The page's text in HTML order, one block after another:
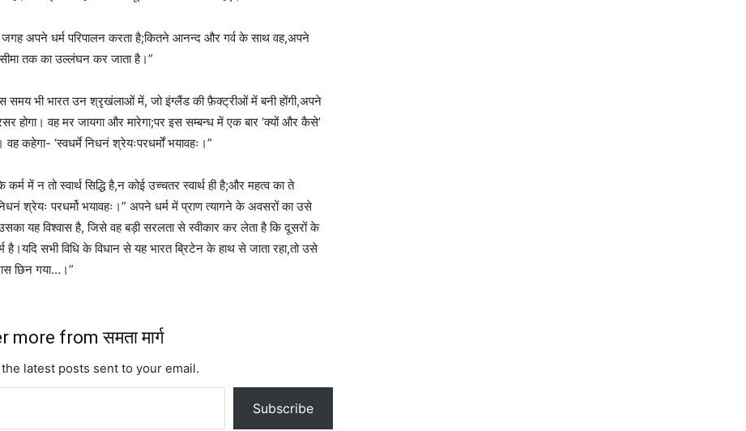
अपने धर्म परिपालन करता है;कितने आनन्द और गर्व के साथ वह,अपने
तक का उल्लंघन कर जाता है।”
समय भी भारत उन श्रृखंलाओं में, जो इंग्लैंड की फ़ैक्ट्रीओं में बनी होंगी,अपने
होगा। वह मर जायगा और मारेगा;पर इस सम्बन्ध में एक बार ‘क्यों और कैसे’
कहेगा- ‘स्वधर्मे निधनं श्रेयःपरधर्मों भयावहः।”
में न तो स्वार्थ सिद्धि है,न कोई उच्चतर स्वार्थ ही है;और महत्व का ते
श्रेयः परधर्मो भयावहः।” अपने धर्म में प्राण त्यागने के अवसरों का उसे
यह विश्वास है, जिसे वह बड़ी सरलता से स्वीकार कर लेता है कि दूसरों के
है।यदि सभी विधि के विधान से यह भारत ब्रिटेन के हाथ से जाता रहा,तो उसे
छिन गया…।”
more from समता मार्ग
latest posts sent to your email.
Subscribe